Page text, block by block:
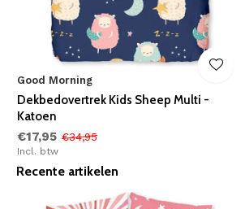
Good Morning
Dekbedovertrek Kids Sheep Multi -
Katoen
€17,95 €34,95
Incl. btw
Recente artikelen